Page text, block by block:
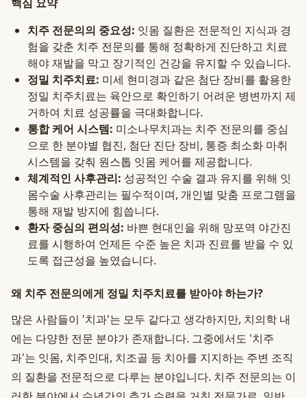
치주 전문의의 중요성: 잇몸 질환은 전문적인 지식과 경
험을 갖춘 치주 전문의를 통해 정확하게 진단하고 치료
해야 재발을 막고 장기적인 건강을 유지할 수 있습니다.
정밀 치주치료: 미세 현미경과 같은 첨단 장비를 활용한
정밀 치주치료는 육안으로 확인하기 어려운 병변까지 제
거하여 치료 성공률을 극대화합니다.
통합 케어 시스템: 미소나무치과는 치주 전문의를 중심
으로 한 분야별 협진, 첨단 진단 장비, 통증 최소화 마취
시스템을 갖춰 원스톱 잇몸 케어를 제공합니다.
체계적인 사후관리: 성공적인 수술 결과 유지를 위해 잇
몸수술 사후관리는 필수적이며, 개인별 맞춤 프로그램을
통해 재발 방지에 힘씁니다.
환자 중심의 편의성: 바쁜 현대인을 위해 망포역 야간진
료를 시행하여 언제든 수준 높은 치과 진료를 받을 수 있
도록 접근성을 높였습니다.
왜 치주 전문의에게 정밀 치주치료를 받아야 하는가?
많은 사람들이 '치과'는 모두 같다고 생각하지만, 치의학 내
에는 다양한 전문 분야가 존재합니다. 그중에서도 '치주
과'는 잇몸, 치주인대, 치조골 등 치아를 지지하는 주변 조직
의 질환을 전문적으로 다루는 분야입니다. 치주 전문의는 이